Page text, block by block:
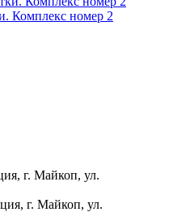
Комплекс номер 2
г. Майкоп, ул.
г. Майкоп, ул.